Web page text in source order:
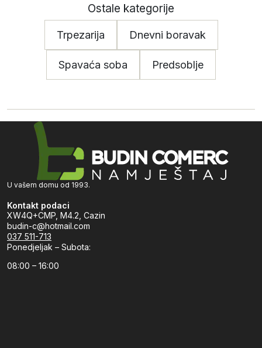
Ostale kategorije
Trpezarija Dnevni boravak
Spavaća soba Predsoblje
U vašem domu od 1993.
Kontakt podaci
XW4Q+CMP, M4.2, Cazin
budin-c@hotmail.com
037 511-713
Ponedjeljak – Subota:
08:00 – 16:00